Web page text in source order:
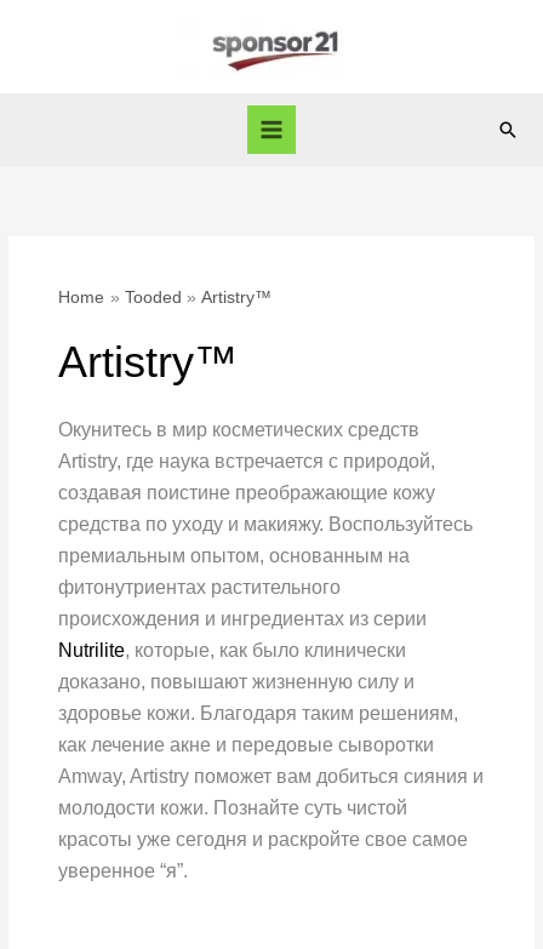
Home Tooded Artistry™
Artistry™
Окунитесь в мир косметических средств
Artistry, где наука встречается с природой,
создавая поистине преображающие кожу
средства по уходу и макияжу. Воспользуйтесь
премиальным опытом, основанным на
фитонутриентах растительного
происхождения и ингредиентах из серии
Nutrilite, которые, как было клинически
доказано, повышают жизненную силу и
здоровье кожи. Благодаря таким решениям,
как лечение акне и передовые сыворотки
Amway, Artistry поможет вам добиться сияния и
молодости кожи. Познайте суть чистой
красоты уже сегодня и раскройте свое самое
уверенное “я”.